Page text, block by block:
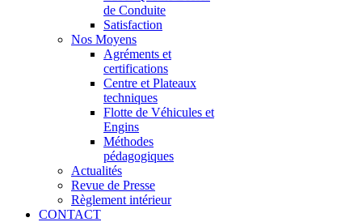
de Conduite
Satisfaction
Nos Moyens
Agréments et
certifications
Centre et Plateaux
techniques
Flotte de Véhicules et
Engins
Méthodes
pédagogiques
Actualités
Revue de Presse
Règlement intérieur
CONTACT